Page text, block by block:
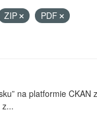
ZIP
PDF
na platformie CKAN